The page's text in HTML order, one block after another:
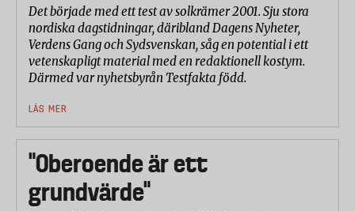
Det började med ett test av solkrämer 2001. Sju stora
nordiska dagstidningar, däribland Dagens Nyheter,
Verdens Gang och Sydsvenskan, såg en potential i ett
vetenskapligt material med en redaktionell kostym.
Därmed var nyhetsbyrån Testfakta född.
LÄS MER
"Oberoende är ett
grundvärde"